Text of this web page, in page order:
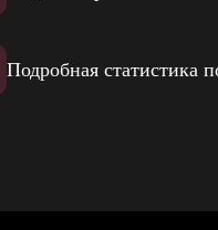
Подробная статистика